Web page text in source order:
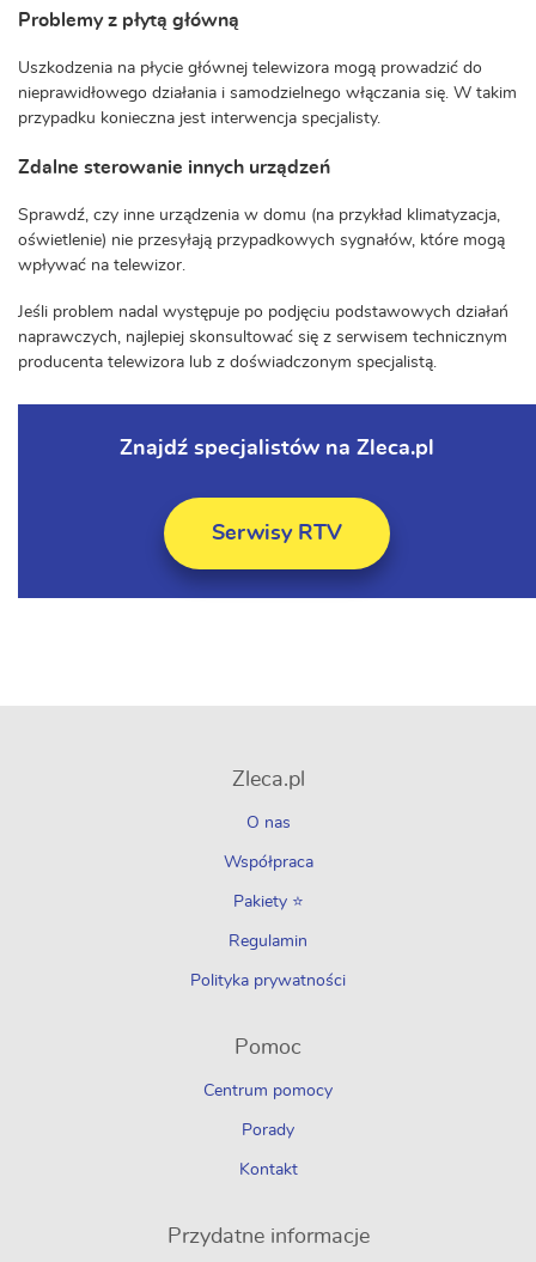
Problemy z płytą główną
Uszkodzenia na płycie głównej telewizora mogą prowadzić do
nieprawidłowego działania i samodzielnego włączania się. W takim
przypadku konieczna jest interwencja specjalisty.
Zdalne sterowanie innych urządzeń
Sprawdź, czy inne urządzenia w domu (na przykład klimatyzacja,
oświetlenie) nie przesyłają przypadkowych sygnałów, które mogą
wpływać na telewizor.
Jeśli problem nadal występuje po podjęciu podstawowych działań
naprawczych, najlepiej skonsultować się z serwisem technicznym
producenta telewizora lub z doświadczonym specjalistą.
Znajdź specjalistów na Zleca.pl
Serwisy RTV
Zleca.pl
O nas
Współpraca
Pakiety ⭐
Regulamin
Polityka prywatności
Pomoc
Centrum pomocy
Porady
Kontakt
Przydatne informacje